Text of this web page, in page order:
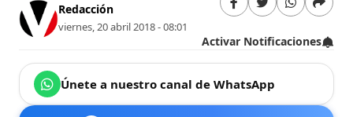
Redacción
viernes, 20 abril 2018 - 08:01
Activar Notificaciones
Únete a nuestro canal de WhatsApp